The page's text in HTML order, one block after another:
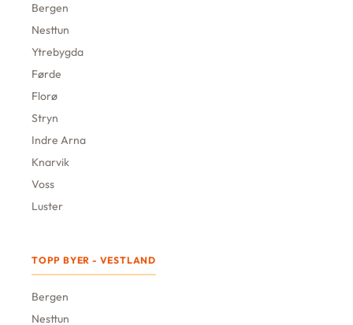
Bergen
Nesttun
Ytrebygda
Førde
Florø
Stryn
Indre Arna
Knarvik
Voss
Luster
TOPP BYER - VESTLAND
Bergen
Nesttun